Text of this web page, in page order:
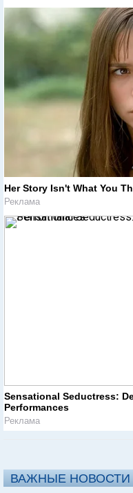
Her Story Isn't What You
Реклама
Sensational Seductress:
Performances
Реклама
ВАЖНЫЕ НОВОСТИ